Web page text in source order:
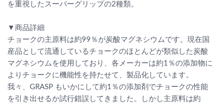
を重視したスーパーグリップの2種類。
▼商品詳細
チョークの主原料は約99％が炭酸マグネシウムです。現在国
産品として流通しているチョークのほとんどが類似した炭酸
マグネシウムを使用しており、各メーカーは約1％の添加物に
よりチョークに機能性を持たせて、製品化しています。
我々、GRASP もいかにして約1％の添加剤でチョークの性能
を引き出せるか試行錯誤してきました。しかし主原料は約